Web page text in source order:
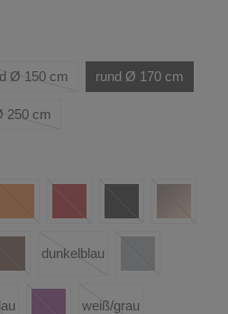
Ø 150 cm rund Ø 170 cm
250 cm
dunkelblau
weiß/grau